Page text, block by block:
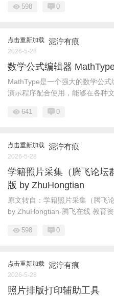
598 0
点击重新加载 泥泞有痕
2026-5-28
数学公式编辑器
MathType是一个强大的数学公
演示程序配合使用，能够在各种文
641 0
点击重新加载 泥泞有痕
2026-5-28
学籍照片采集（腾飞论坛
版 by ZhuHongtian
原文转自：学籍照片采集（腾飞
by ZhuHongtian-腾飞在线 教育资
598 0
点击重新加载 泥泞有痕
2026-5-28
照片排版打印辅助工具